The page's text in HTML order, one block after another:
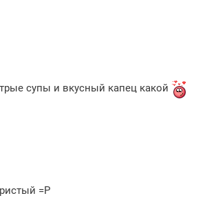
супы и вкусный капец какой
=Р